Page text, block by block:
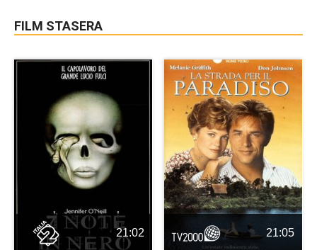
FILM STASERA
21:02 21:05